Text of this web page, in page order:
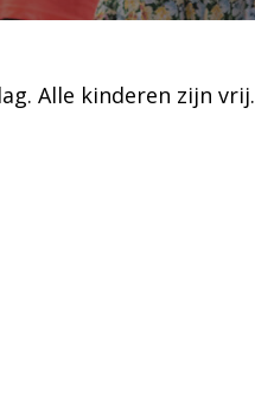
Alle kinderen zijn vrij.